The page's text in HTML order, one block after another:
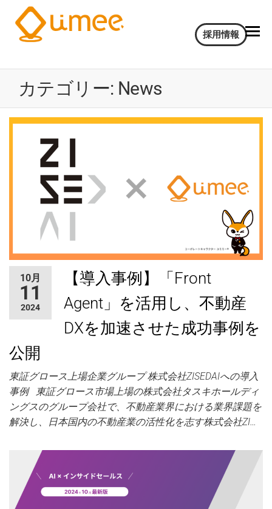
Technologies
株式会社
ン
サ
イ
ト
AI
信
大
ン
チ
ャ
ー
採用情報
カテゴリー: News
10月
11
2024
【導入事例】「Front
Agent」を活用し、不動産
DXを加速させた成功事例を
公開
東証グロース上場企業グループ 株式会社ZISEDAIへの導入
事例 東証グロース市場上場の株式会社タスキホールディ
ングスのグループ会社で、不動産業界における業界課題を
解決し、日本国内の不動産業の活性化を志す株式会社ZI…